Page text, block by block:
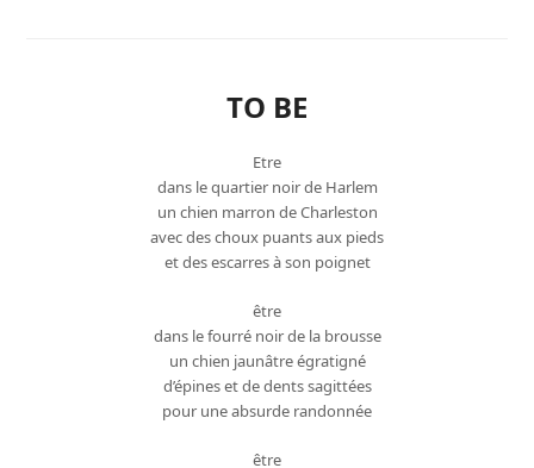
TO BE
Etre
dans le quartier noir de Harlem
un chien marron de Charleston
avec des choux puants aux pieds
et des escarres à son poignet
être
dans le fourré noir de la brousse
un chien jaunâtre égratigné
d’épines et de dents sagittées
pour une absurde randonnée
être